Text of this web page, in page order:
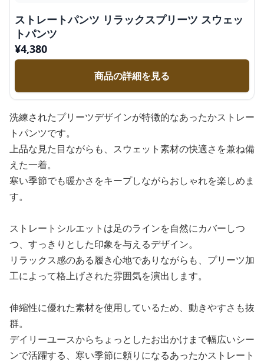
ストレートパンツ リラックスプリーツ スウェッ
トパンツ
¥4,380
商品の詳細を見る
洗練されたプリーツデザインが特徴的なあったかストレー
トパンツです。
上品な見た目ながらも、スウェット素材の快適さを兼ね備
えた一着。
寒い季節でも暖かさをキープしながらおしゃれを楽しめま
す。
ストレートシルエットは足のラインを自然にカバーしつ
つ、すっきりとした印象を与えるデザイン。
リラックス感のある履き心地でありながらも、プリーツ加
工によって格上げされた雰囲気を演出します。
伸縮性に優れた素材を使用しているため、動きやすさも抜
群。
デイリーユースからちょっとしたお出かけまで幅広いシー
ンで活躍する、寒い季節に頼りになるあったかストレート